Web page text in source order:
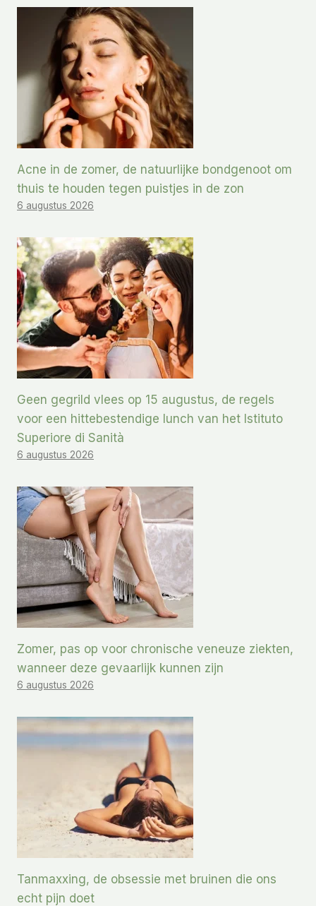
Acne in de zomer, de natuurlijke bondgenoot om
thuis te houden tegen puistjes in de zon
6 augustus 2026
Geen gegrild vlees op 15 augustus, de regels
voor een hittebestendige lunch van het Istituto
Superiore di Sanità
6 augustus 2026
Zomer, pas op voor chronische veneuze ziekten,
wanneer deze gevaarlijk kunnen zijn
6 augustus 2026
Tanmaxxing, de obsessie met bruinen die ons
echt pijn doet